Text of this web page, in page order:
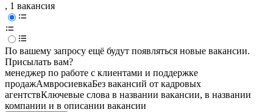
, 1 вакансия
По вашему запросу ещё будут появляться новые вакансии.
Присылать вам?
менеджер по работе с клиентами и поддержке
продажАмвросиевкаБез вакансий от кадровых
агентствКлючевые слова в названии вакансии, в названии
компании и в описании вакансии